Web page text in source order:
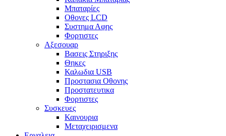
Μπαταρίες
Οθονες LCD
Συστημα Αφης
Φορτιστες
Αξεσουαρ
Βασεις Στηριξης
Θηκες
Καλωδια USB
Προστασια Οθονης
Προστατευτικα
Φορτιστες
Συσκευες
Καινουρια
Μεταχειρισμενα